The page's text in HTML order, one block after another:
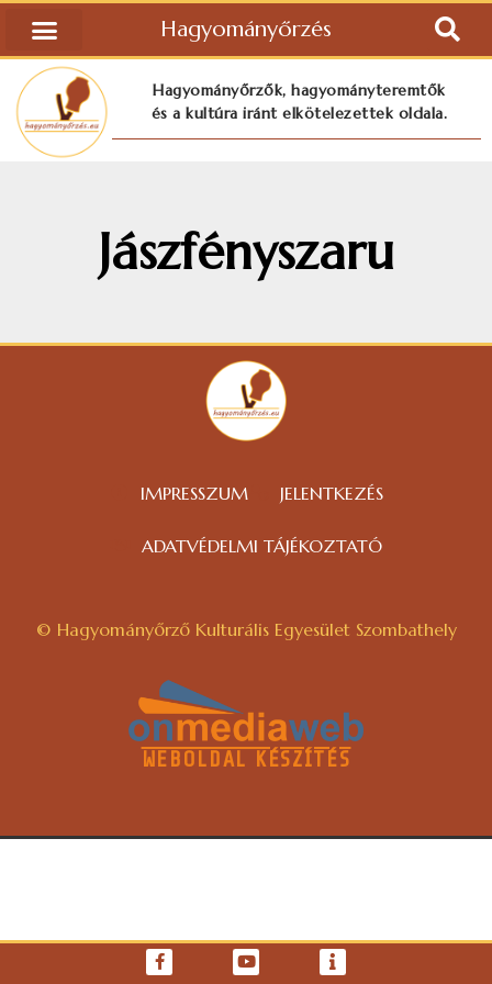
Hagyományőrzés
Hagyományőrzők, hagyományteremtők
és a kultúra iránt elkötelezettek oldala.
Jászfényszaru
IMPRESSZUM JELENTKEZÉS
ADATVÉDELMI TÁJÉKOZTATÓ
© Hagyományőrző Kulturális Egyesület Szombathely
WEBOLDAL KÉSZÍTÉS